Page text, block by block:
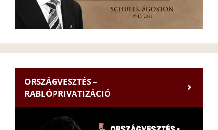
ORSZÁGVESZTÉS –
RABLÓPRIVATIZÁCIÓ